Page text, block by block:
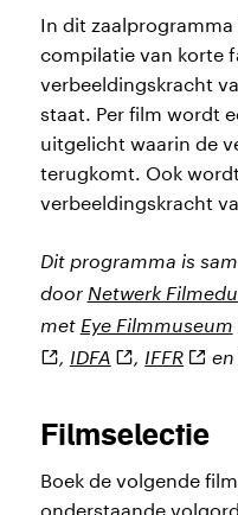
In dit
compilatie van korte
verbeeldingskracht
staat. Per film wordt
uitgelicht waarin de
terugkomt. Ook
verbeeldingskracht
Dit programma is
door Netwerk
met Eye Filmmuseum
, IDFA (externe
, IFFR en
Filmselectie
Boek de volgende
onderstaande